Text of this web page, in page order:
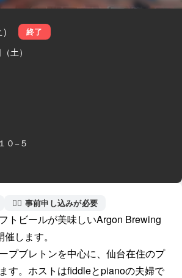
終了
土）
０−５
🙋‍♀️ 事前申し込みが必要
トビールが美味しいArgon Brewing
します。
プブレトンを中心に、仙台在住のプ
す。ホストはfiddleとpianoの夫婦で